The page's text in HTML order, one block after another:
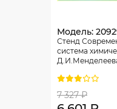
Модель:
Стенд
система
7 327 ₽